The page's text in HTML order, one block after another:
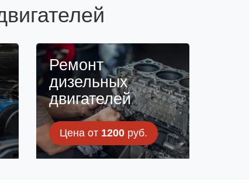
Ремонт
дизельных
двигателей
Цена от 1200 руб.